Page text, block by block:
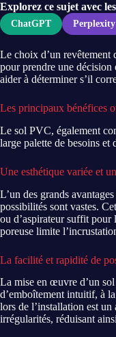
Explorez ce sujet avec
ChatGPT Perplexity
Le choix d’un revêtement
pour prendre une décision
aider à déterminer s’il
Les principaux bénéfices
Le sol PVC, également
large palette de besoins
Une esthétique variée et
L’un des grands
possibilités sont vastes.
ou d’aspirateur suffit pour
poreuse limite
La facilité et rapidité de
La mise en œuvre d’un
d’emboîtement intuitif, à
lors de l’installation est un
irrégularités, réduisant